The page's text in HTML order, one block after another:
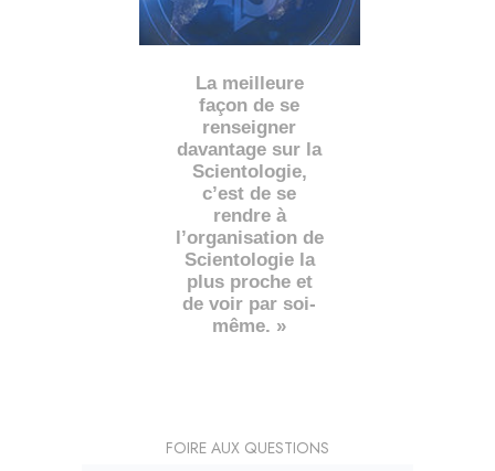
La meilleure
façon de se
renseigner
davantage sur la
Scientologie,
c’est de se
rendre à
l’organisation de
Scientologie la
plus proche et
de voir par soi-
même. »
FOIRE AUX QUESTIONS